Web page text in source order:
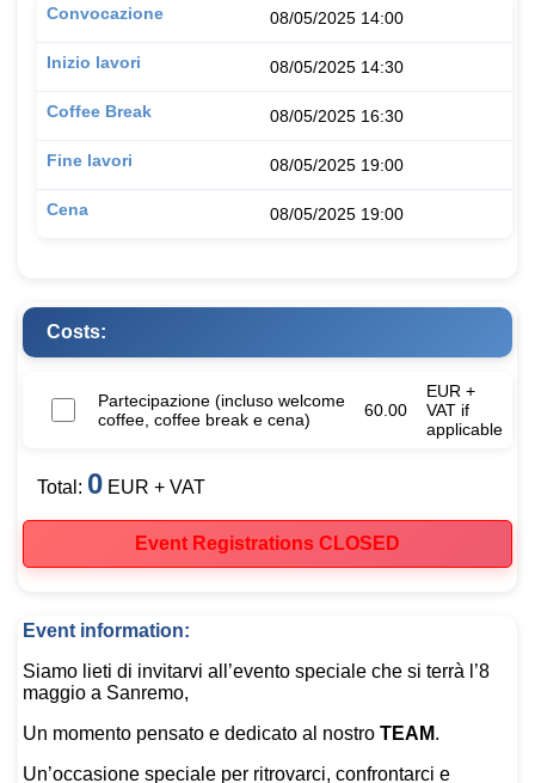
Convocazione 08/05/2025 14:00
Inizio lavori 08/05/2025 14:30
Coffee Break 08/05/2025 16:30
Fine lavori 08/05/2025 19:00
Cena 08/05/2025 19:00
Costs:
Partecipazione (incluso welcome
coffee, coffee break e cena)
60.00
EUR +
VAT if
applicable
Total: 0 EUR + VAT
Event Registrations CLOSED
Event information:
Siamo lieti di invitarvi all’evento speciale che si terrà l’8
maggio a Sanremo,
Un momento pensato e dedicato al nostro TEAM.
Un’occasione speciale per ritrovarci, confrontarci e